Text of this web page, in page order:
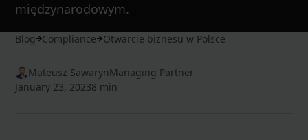
międzynarodowym.
Blog Compliance Otwarcie biznesu w Polsce
Mateusz SawarynManaging Partner
January 23, 20238 min